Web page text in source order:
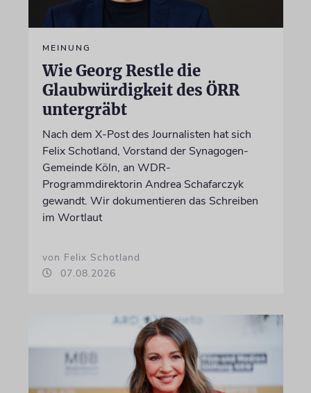
MEINUNG
Wie Georg Restle die
Glaubwürdigkeit des ÖRR
untergräbt
Nach dem X-Post des Journalisten hat sich
Felix Schotland, Vorstand der Synagogen-
Gemeinde Köln, an WDR-
Programmdirektorin Andrea Schafarczyk
gewandt. Wir dokumentieren das Schreiben
im Wortlaut
von Felix Schotland
07.08.2026